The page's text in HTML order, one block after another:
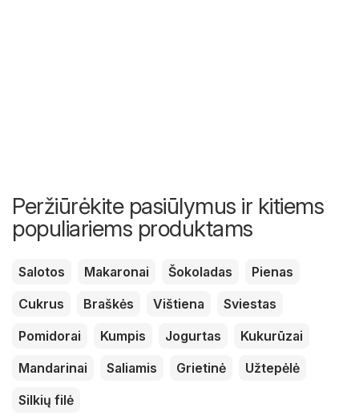
Peržiūrėkite pasiūlymus ir kitiems
populiariems produktams
Salotos Makaronai Šokoladas
Pienas
Cukrus
Braškės Vištiena
Sviestas
Pomidorai
Kumpis Jogurtas
Kukurūzai
Mandarinai
Saliamis Grietinė
Užtepėlė
Silkių filė